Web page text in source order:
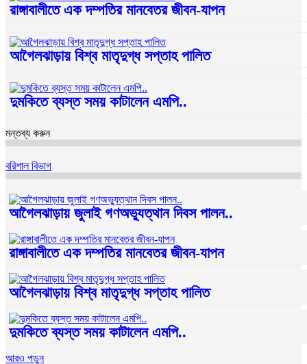
রাঙ্গাবালীতে এক দম্পতির মানবেতর জীবন-যাপন
আগৈলঝাড়ায় বিশ্ব মাতৃদুগ্ধ সপ্তাহ পালিত
দুমকিতে ব্যস্ত সময় কাটালেন এমপি..
মন্তব্য করুন
বরিশাল বিভাগ
আগৈলঝাড়ায় জুলাই গণঅভ্যুত্থান দিবস পালন..
রাঙ্গাবালীতে এক দম্পতির মানবেতর জীবন-যাপন
আগৈলঝাড়ায় বিশ্ব মাতৃদুগ্ধ সপ্তাহ পালিত
দুমকিতে ব্যস্ত সময় কাটালেন এমপি..
আরও পড়ুন